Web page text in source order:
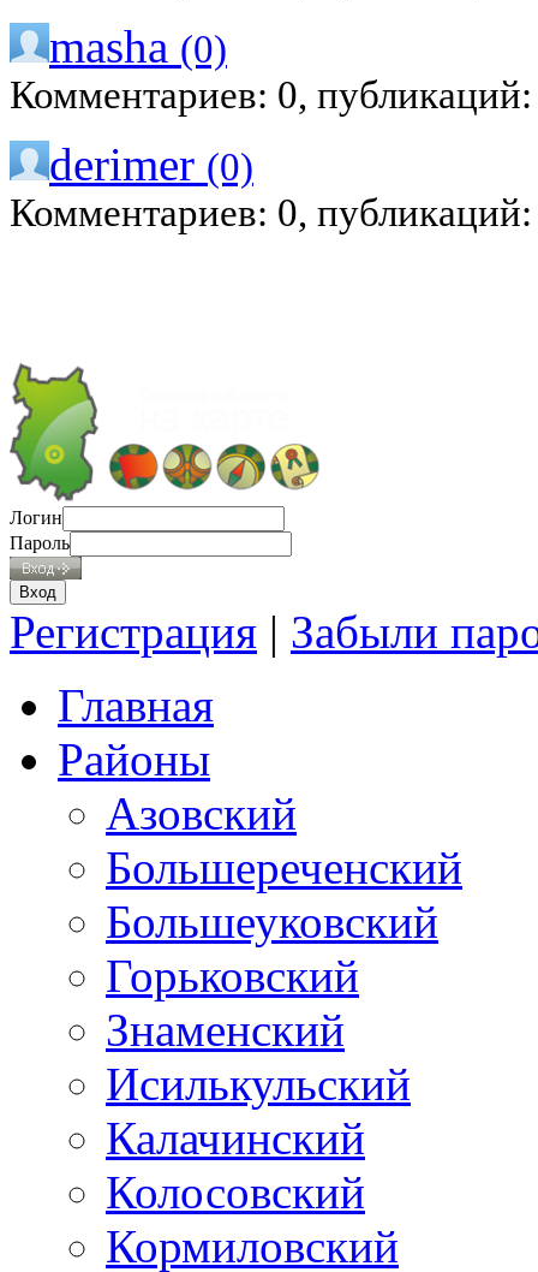
masha (0)
Комментариев: 0,
derimer (0)
Комментариев: 0,
Логин
Пароль
Регистрация | Забыли
Главная
Районы
Азовский
Большереченский
Большеуковский
Горьковский
Знаменский
Исилькульский
Калачинский
Колосовский
Кормиловский